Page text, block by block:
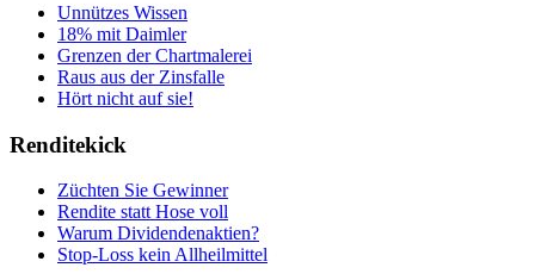
Unnützes Wissen
18% mit Daimler
Grenzen der Chartmalerei
Raus aus der Zinsfalle
Hört nicht auf sie!
Renditekick
Züchten Sie Gewinner
Rendite statt Hose voll
Warum Dividendenaktien?
Stop-Loss kein Allheilmittel